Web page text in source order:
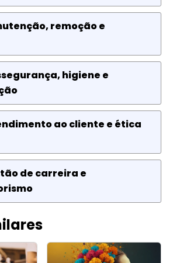
remoção e
higiene e
ao cliente e ética
de carreira e